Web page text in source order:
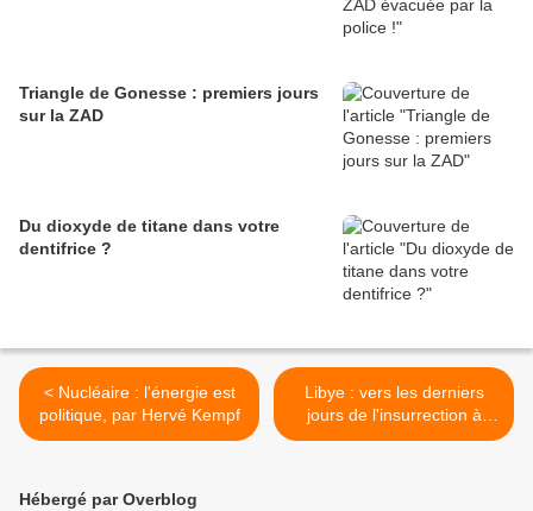
Triangle de Gonesse : premiers jours
sur la ZAD
Du dioxyde de titane dans votre
dentifrice ?
< Nucléaire : l'énergie est
politique, par Hervé Kempf
Libye : vers les derniers
jours de l'insurrection à
Benghazy >
Hébergé par Overblog